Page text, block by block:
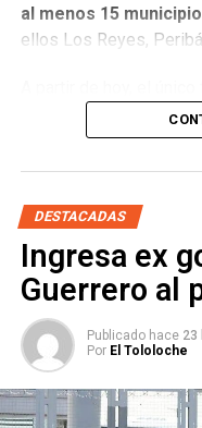
al menos 15
ellos Los Reyes,
autorizado para
estadounidenses es
Tacámbaro,
En contraste, el
inactivo para las zonas
Salvador Escalante,
Apatzingán, Cotija,
Jiménez, Madero,
demarcaciones que se
de seguridad en el
DESTACADAS
Ingresa ex
Guerrero al
Publicado hace 23
Por El Tololoche